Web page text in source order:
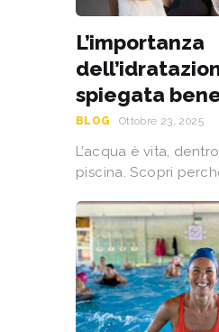
L’importanza
spiegata
BLOG Ottobre 23, 2025
L’acqua è vita,
piscina. Scopri